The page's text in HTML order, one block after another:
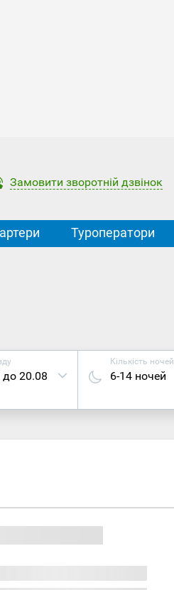
Замовити зворотній дзвінок
Туроператори
до 20.08
Кількість ночей
6-14 ночей